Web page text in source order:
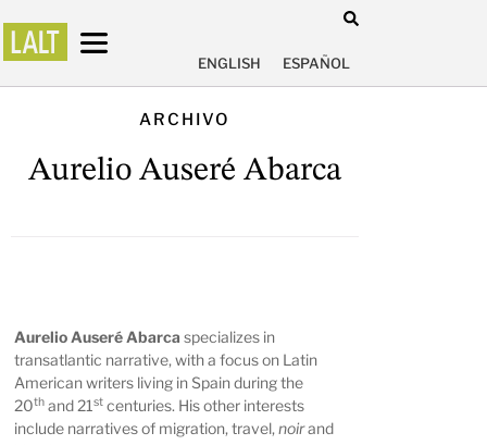
ENGLISH ESPAÑOL
ARCHIVO
Aurelio Auseré Abarca
Aurelio Auseré Abarcaspecializes in
transatlantic narrative, with a focus on Latin
American writers living in Spain during the
20th and 21st centuries. His other interests
include narratives of migration, travel,noirand